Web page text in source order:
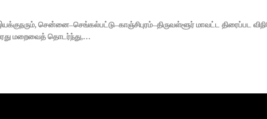
சென்னை–செங்கல்பட்டு–காஞ்சிபுரம்–திருவள்ளூர் மாவட்ட
மறைவைத் தொடர்ந்து,…